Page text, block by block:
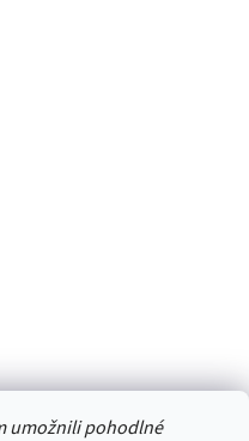
umožnili pohodlné
ComGate Payments, a.s.